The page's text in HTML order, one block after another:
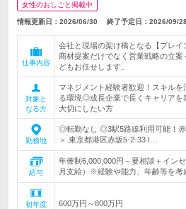
女性のおしごと掲載中
情報更新日：2026/06/30 終了予定日： 2026/09/
仕事内容
会社と現場の架け橋となる【プレイ
商材提案だけでなく営業戦略の立案
どもお任せします。
対象と
なる方
マネジメント経験者歓迎！スキル
る環境◎成長企業で長くキャリア
大切にしたい方
勤務地
◎転勤なし ◎3駅5路線利用可能！
＞ 東京都港区赤坂5-2-33 I…
給与
年俸制6,000,000円～要相談＋イン
月支給）※経験や能力、年齢等を考
初年度
600万円～800万円